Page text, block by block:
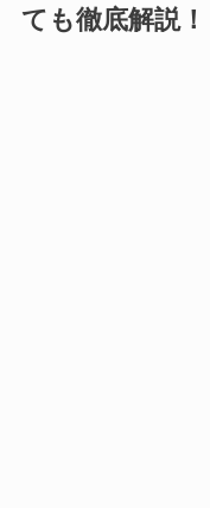
ても徹底解説！